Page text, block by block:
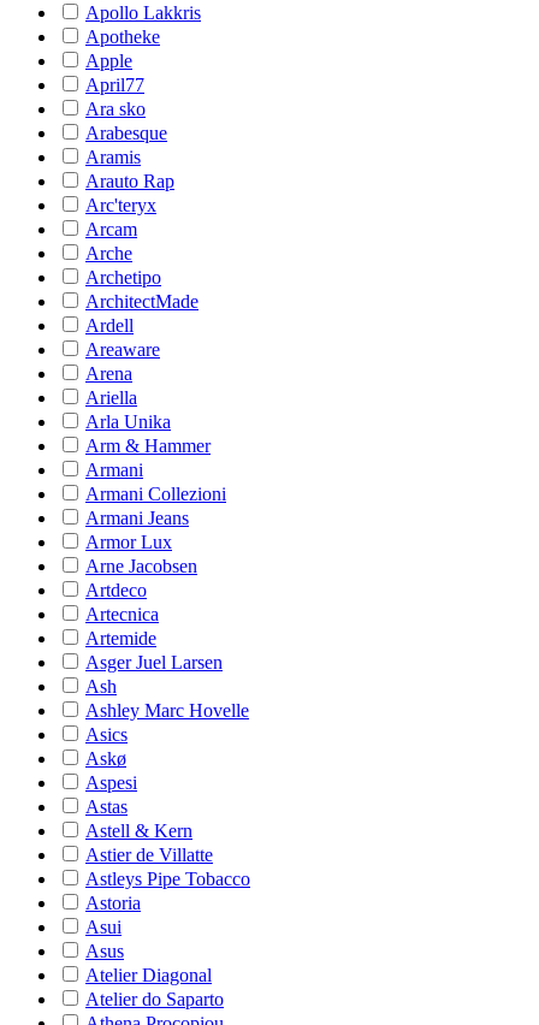
Apollo Lakkris
Apotheke
Apple
April77
Ara sko
Arabesque
Aramis
Arauto Rap
Arc'teryx
Arcam
Arche
Archetipo
ArchitectMade
Ardell
Areaware
Arena
Ariella
Arla Unika
Arm & Hammer
Armani
Armani Collezioni
Armani Jeans
Armor Lux
Arne Jacobsen
Artdeco
Artecnica
Artemide
Asger Juel Larsen
Ash
Ashley Marc Hovelle
Asics
Askø
Aspesi
Astas
Astell & Kern
Astier de Villatte
Astleys Pipe Tobacco
Astoria
Asui
Asus
Atelier Diagonal
Atelier do Saparto